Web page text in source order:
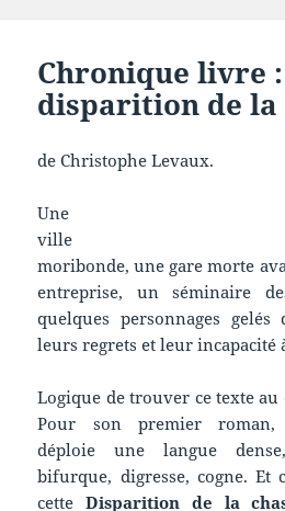
Chronique livre
disparition de la
de Christophe Levaux.
Une
ville
moribonde, une gare morte
entreprise, un séminaire
quelques personnages
leurs regrets et leur incapacité
Logique de trouver ce texte au
Pour son premier roman,
déploie une langue
bifurque, digresse, cogne. Et
cetteDisparition de la